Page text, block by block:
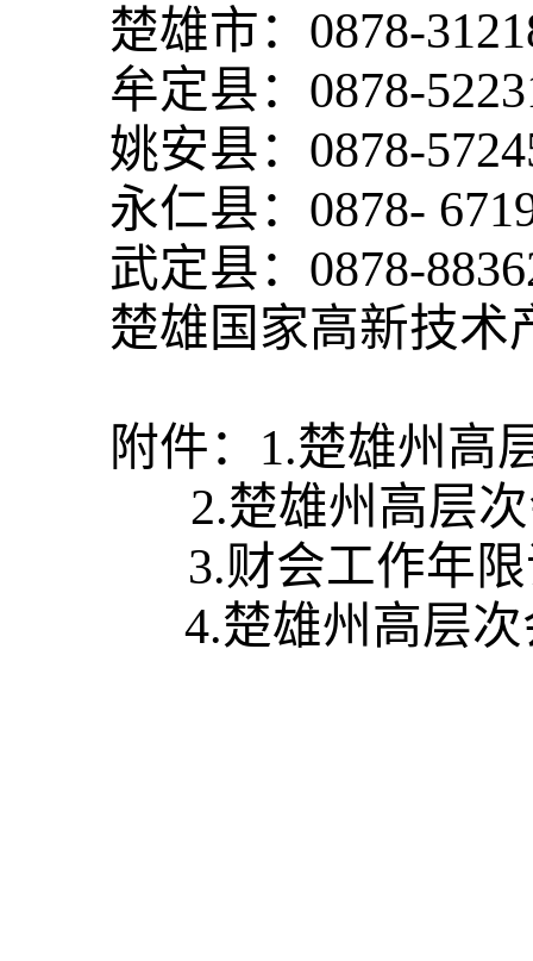
楚雄市：0878-
牟定县：0878-
姚安县：0878-
永仁县：0878-
武定县：0878-
楚雄国家高新技术
附件：1.楚雄州高
2.楚雄州高层次
3.财会工作年限
4.楚雄州高层